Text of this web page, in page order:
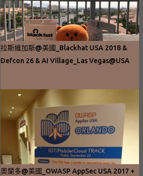
拉斯維加斯@美國_Blackhat USA 2018 &
Defcon 26 & AI Village_Las Vegas@USA
奧蘭多@美國_OWASP AppSec USA 2017 +